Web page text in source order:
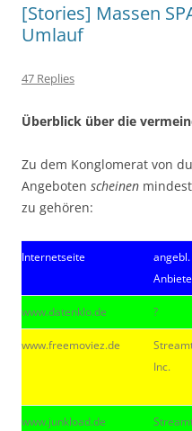
[Stories] Massen
Umlauf
47 Replies
Überblick über die
Zu dem Konglomerat von
Angeboten scheinen
zu gehören:
Internetseite
angebl.
www.datenklo.de ?
www.freemoviez.de
Inc.
www.junkload.de